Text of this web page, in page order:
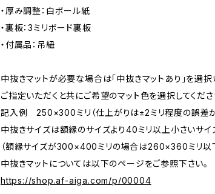
・厚み調整：白ボール紙
・裏板：3ミリボード裏板
・付属品：吊紐
中抜きマットが必要な場合は「中抜きマットあり」を選
ご指定いただくと共にご希望のマット色を選択してくださ
記入例 250×300ミリ（仕上がりは±2ミリ程度の誤差が
中抜きサイズは額縁のサイズより40ミリ以上小さいサイ
（額縁サイズが300×400ミリの場合は260×360ミリ以
中抜きマットについては以下のページをご参照下さい。
https://shop.af-aiga.com/p/00004